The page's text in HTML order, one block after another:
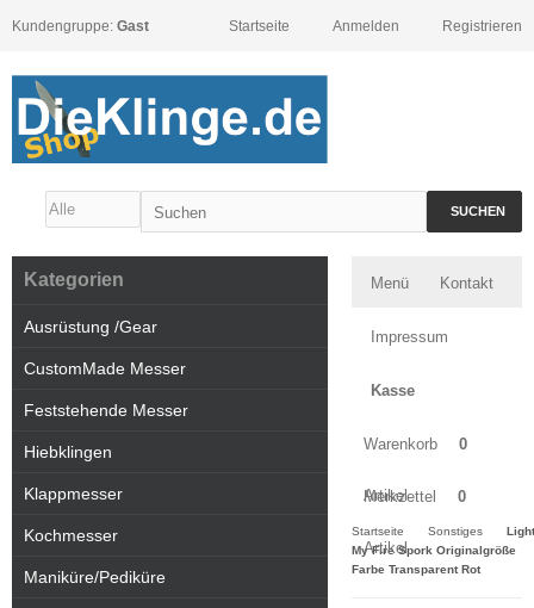
Kundengruppe: Gast Registrieren
Anmelden
Startseite
SUCHEN
Menü Kontakt
Impressum
Kasse
Warenkorb 0
Artikel
Merkzettel 0
Artikel
Startseite Sonstiges
Light
My Fire Spork Originalgröße
Farbe Transparent Rot
Kategorien
Ausrüstung /Gear
CustomMade Messer
Feststehende Messer
Hiebklingen
Klappmesser
Kochmesser
Maniküre/Pediküre